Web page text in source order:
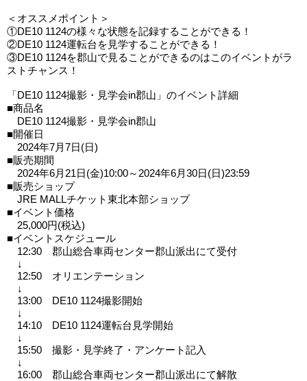
＜オススメポイント＞
①DE10 1124の様々な状態を記録することができる！
②DE10 1124運転台を見学することができる！
③DE10 1124を郡山で見ることができるのはこのイベントがラ
ストチャンス！
「DE10 1124撮影・見学会in郡山」のイベント詳細
■商品名
DE10 1124撮影・見学会in郡山
■開催日
2024年7月7日(日)
■販売期間
2024年6月21日(金)10:00～2024年6月30日(日)23:59
■販売ショップ
JRE MALLチケット東北本部ショップ
■イベント価格
25,000円(税込)
■イベントスケジュール
12:30 郡山総合車両センター郡山派出にて受付
↓
12:50 オリエンテーション
↓
13:00 DE10 1124撮影開始
↓
14:10 DE10 1124運転台見学開始
↓
15:50 撮影・見学終了・アンケート記入
↓
16:00 郡山総合車両センター郡山派出にて解散